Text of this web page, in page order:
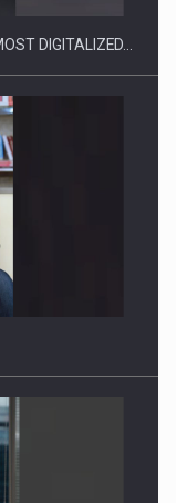
Finantare
DIGITALIZED…